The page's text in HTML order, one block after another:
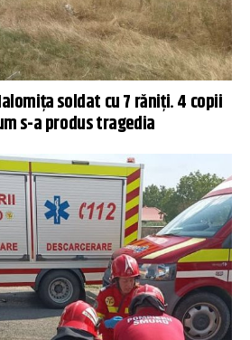
soldat cu 7 răniţi. 4 copii
s-a produs tragedia